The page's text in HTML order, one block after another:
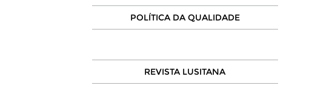
POLÍTICA DA QUALIDADE
REVISTA LUSITANA